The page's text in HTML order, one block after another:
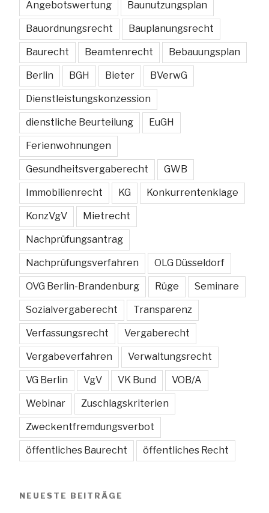
Angebotswertung Baunutzungsplan
Bauordnungsrecht Bauplanungsrecht
Baurecht Beamtenrecht Bebauungsplan
Berlin BGH Bieter BVerwG
Dienstleistungskonzession
dienstliche Beurteilung EuGH
Ferienwohnungen
Gesundheitsvergaberecht GWB
Immobilienrecht KG Konkurrentenklage
KonzVgV Mietrecht
Nachprüfungsantrag
Nachprüfungsverfahren OLG Düsseldorf
OVG Berlin-Brandenburg Rüge Seminare
Sozialvergaberecht Transparenz
Verfassungsrecht Vergaberecht
Vergabeverfahren Verwaltungsrecht
VG Berlin VgV VK Bund VOB/A
Webinar Zuschlagskriterien
Zweckentfremdungsverbot
öffentliches Baurecht öffentliches Recht
NEUESTE BEITRÄGE